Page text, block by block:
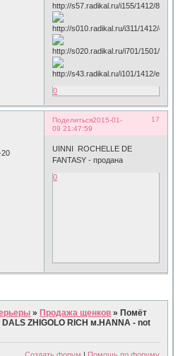
0
Поделиться 17
2015-01-
09 21:47:59
20
UINNI ROCHELLE DE
FANTASY - продана
0
»Продажа щенков »Помёт
ZHIGOLO RICH м.HANNA - not